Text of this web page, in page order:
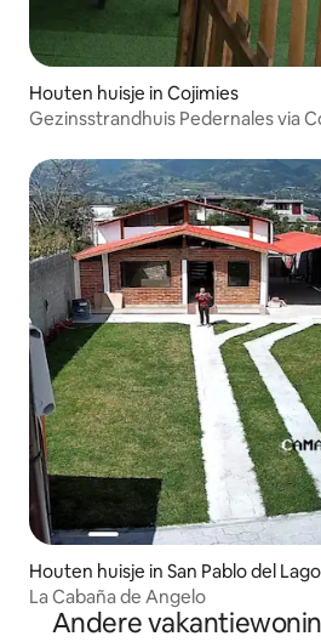
Houten huisje in Cojimies
Gezinsstrandhuis Pedernales via
Houten huisje in San Pablo del Lago
La Cabaña de Angelo
Andere